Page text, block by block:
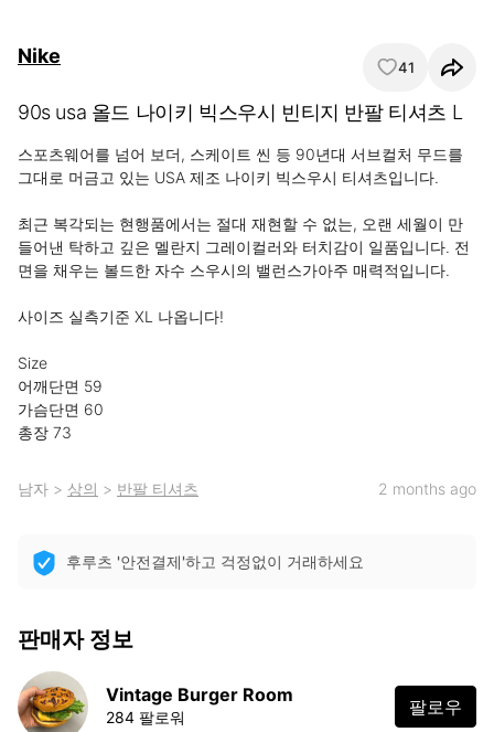
Nike 41
90s usa 올드 나이키 빅스우시 빈티지 반팔 티셔츠 L
스포츠웨어를 넘어 보더, 스케이트 씬 등 90년대 서브컬처 무드를
그대로 머금고 있는 USA 제조 나이키 빅스우시 티셔츠입니다.
최근 복각되는 현행품에서는 절대 재현할 수 없는, 오랜 세월이 만
들어낸 탁하고 깊은 멜란지 그레이컬러와 터치감이 일품입니다. 전
면을 채우는 볼드한 자수 스우시의 밸런스가아주 매력적입니다.
사이즈 실측기준 XL 나옵니다!
Size
어깨단면 59
가슴단면 60
총장 73
남자 > 상의 > 반팔 티셔츠 2 months ago
후루츠 '안전결제'하고 걱정없이 거래하세요
판매자 정보
Vintage Burger Room
284 팔로워 팔로우